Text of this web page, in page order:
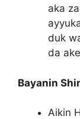
aka
duk
da
Bayanin
Aikin